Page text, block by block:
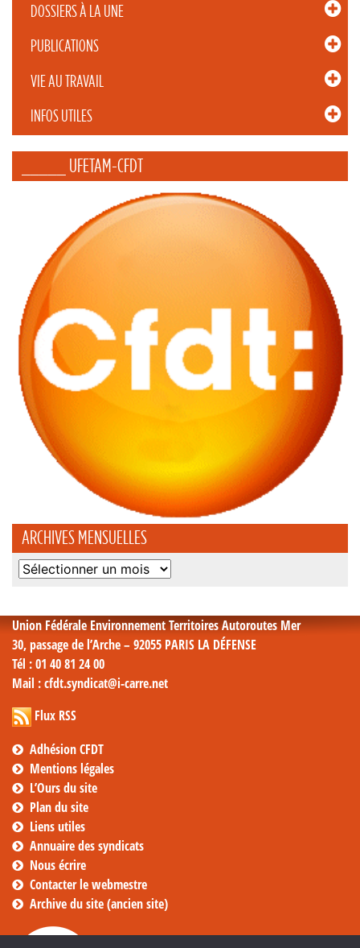
DOSSIERS À LA UNE
PUBLICATIONS
VIE AU TRAVAIL
INFOS UTILES
_____ UFETAM-CFDT
ARCHIVES MENSUELLES
Archives
Union Fédérale Environnement Territoires Autoroutes Mer
30, passage de l’Arche – 92055 PARIS LA DÉFENSE
Tél : 01 40 81 24 00
Mail : cfdt.syndicat@i-carre.net
Flux RSS
Adhésion CFDT
Mentions légales
L’Ours du site
Plan du site
Liens utiles
Annuaire des syndicats
Nous écrire
Contacter le webmestre
Archive du site (ancien site)